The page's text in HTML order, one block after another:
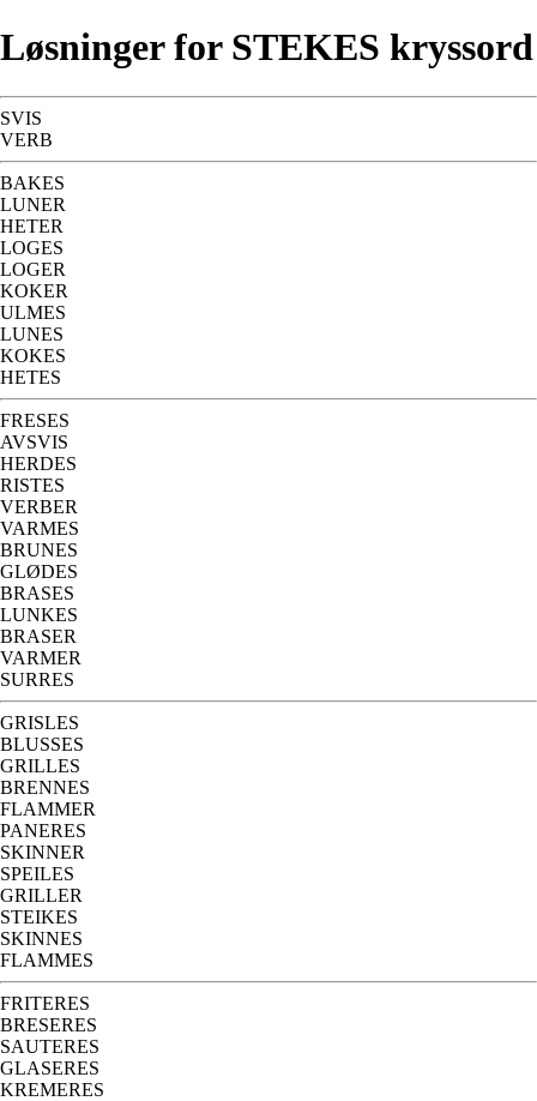
Løsninger for STEKES kryssord
SVIS
VERB
BAKES
LUNER
HETER
LOGES
LOGER
KOKER
ULMES
LUNES
KOKES
HETES
FRESES
AVSVIS
HERDES
RISTES
VERBER
VARMES
BRUNES
GLØDES
BRASES
LUNKES
BRASER
VARMER
SURRES
GRISLES
BLUSSES
GRILLES
BRENNES
FLAMMER
PANERES
SKINNER
SPEILES
GRILLER
STEIKES
SKINNES
FLAMMES
FRITERES
BRESERES
SAUTERES
GLASERES
KREMERES